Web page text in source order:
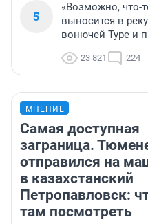
5
«Возможно, что-
выносится в
вонючей Туре и
23 821 224
МНЕНИЕ
Самая доступная
заграница.
отправился на
в казахстанский
Петропавловск:
там посмотреть